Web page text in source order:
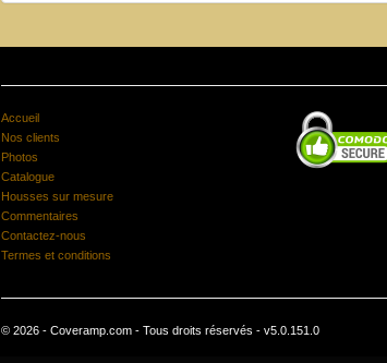
Accueil
Nos clients
Photos
Catalogue
Housses sur mesure
Commentaires
Contactez-nous
Termes et conditions
© 2026 - Coveramp.com - Tous droits réservés - v5.0.151.0